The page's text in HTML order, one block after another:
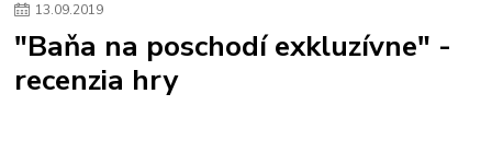
Plyšový macovia
Lego Star Wars
Darčeky na Vianoce 2019
Vianočný darček pre dievča do 20€
Skladačky pre deti
13.09.2019
"Baňa na poschodí exkluzívne" -
recenzia hry